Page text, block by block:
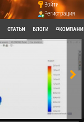
Войти
Регистрация
СТАТЬИ БЛОГИ